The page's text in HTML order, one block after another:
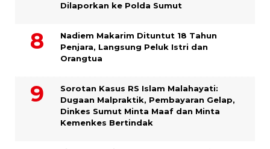
Dilaporkan ke Polda Sumut
​Nadiem Makarim Dituntut 18 Tahun
Penjara, Langsung Peluk Istri dan
Orangtua
Sorotan Kasus RS Islam Malahayati:
Dugaan Malpraktik, Pembayaran Gelap,
Dinkes Sumut Minta Maaf dan Minta
Kemenkes Bertindak